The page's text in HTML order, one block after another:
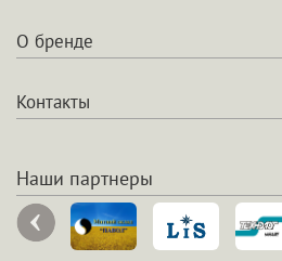
О бренде
Контакты
Наши партнеры